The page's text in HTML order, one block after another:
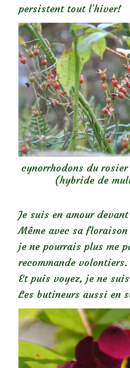
persistent tout l’hiver!
cynorrhodons du rosier
(hybride de
Je suis en amour
Même avec sa
je ne pourrais plus me
recommande volontiers.
Et puis voyez, je ne
Les butineurs aussi en